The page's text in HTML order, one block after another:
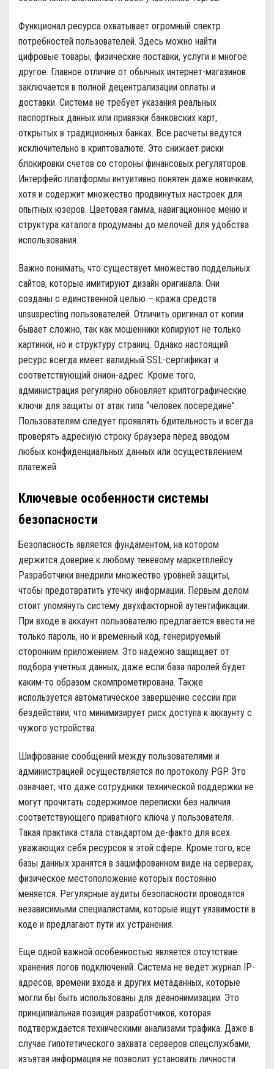
Функционал ресурса охватывает огромный спектр
потребностей пользователей. Здесь можно найти
цифровые товары, физические поставки, услуги и многое
другое. Главное отличие от обычных интернет-магазинов
заключается в полной децентрализации оплаты и
доставки. Система не требует указания реальных
паспортных данных или привязки банковских карт,
открытых в традиционных банках. Все расчеты ведутся
исключительно в криптовалюте. Это снижает риски
блокировки счетов со стороны финансовых регуляторов.
Интерфейс платформы интуитивно понятен даже новичкам,
хотя и содержит множество продвинутых настроек для
опытных юзеров. Цветовая гамма, навигационное меню и
структура каталога продуманы до мелочей для удобства
использования.
Важно понимать, что существует множество поддельных
сайтов, которые имитируют дизайн оригинала. Они
созданы с единственной целью – кража средств
unsuspecting пользователей. Отличить оригинал от копии
бывает сложно, так как мошенники копируют не только
картинки, но и структуру страниц. Однако настоящий
ресурс всегда имеет валидный SSL-сертификат и
соответствующий онион-адрес. Кроме того,
администрация регулярно обновляет криптографические
ключи для защиты от атак типа “человек посередине”.
Пользователям следует проявлять бдительность и всегда
проверять адресную строку браузера перед вводом
любых конфиденциальных данных или осуществлением
платежей.
Ключевые особенности системы
безопасности
Безопасность является фундаментом, на котором
держится доверие к любому теневому маркетплейсу.
Разработчики внедрили множество уровней защиты,
чтобы предотвратить утечку информации. Первым делом
стоит упомянуть систему двухфакторной аутентификации.
При входе в аккаунт пользователю предлагается ввести не
только пароль, но и временный код, генерируемый
сторонним приложением. Это надежно защищает от
подбора учетных данных, даже если база паролей будет
каким-то образом скомпрометирована. Также
используется автоматическое завершение сессии при
бездействии, что минимизирует риск доступа к аккаунту с
чужого устройства.
Шифрование сообщений между пользователями и
администрацией осуществляется по протоколу PGP. Это
означает, что даже сотрудники технической поддержки не
могут прочитать содержимое переписки без наличия
соответствующего приватного ключа у пользователя.
Такая практика стала стандартом де-факто для всех
уважающих себя ресурсов в этой сфере. Кроме того, все
базы данных хранятся в зашифрованном виде на серверах,
физическое местоположение которых постоянно
меняется. Регулярные аудиты безопасности проводятся
независимыми специалистами, которые ищут уязвимости в
коде и предлагают пути их устранения.
Еще одной важной особенностью является отсутствие
хранения логов подключений. Система не ведет журнал IP-
адресов, времени входа и других метаданных, которые
могли бы быть использованы для деанонимизации. Это
принципиальная позиция разработчиков, которая
подтверждается техническими анализами трафика. Даже в
случае гипотетического захвата серверов спецслужбами,
изъятая информация не позволит установить личности